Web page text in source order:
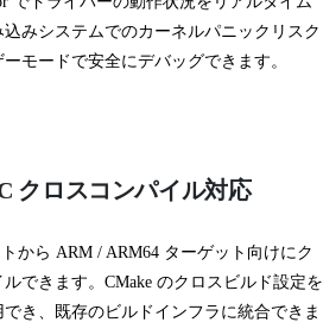
込みシステムでのカーネルパニックリスク
モードで安全にデバッグできます。
クロスコンパイル対応
から ARM / ARM64 ターゲット向けにク
ルできます。CMake のクロスビルド設定を
き、既存のビルドインフラに統合できま